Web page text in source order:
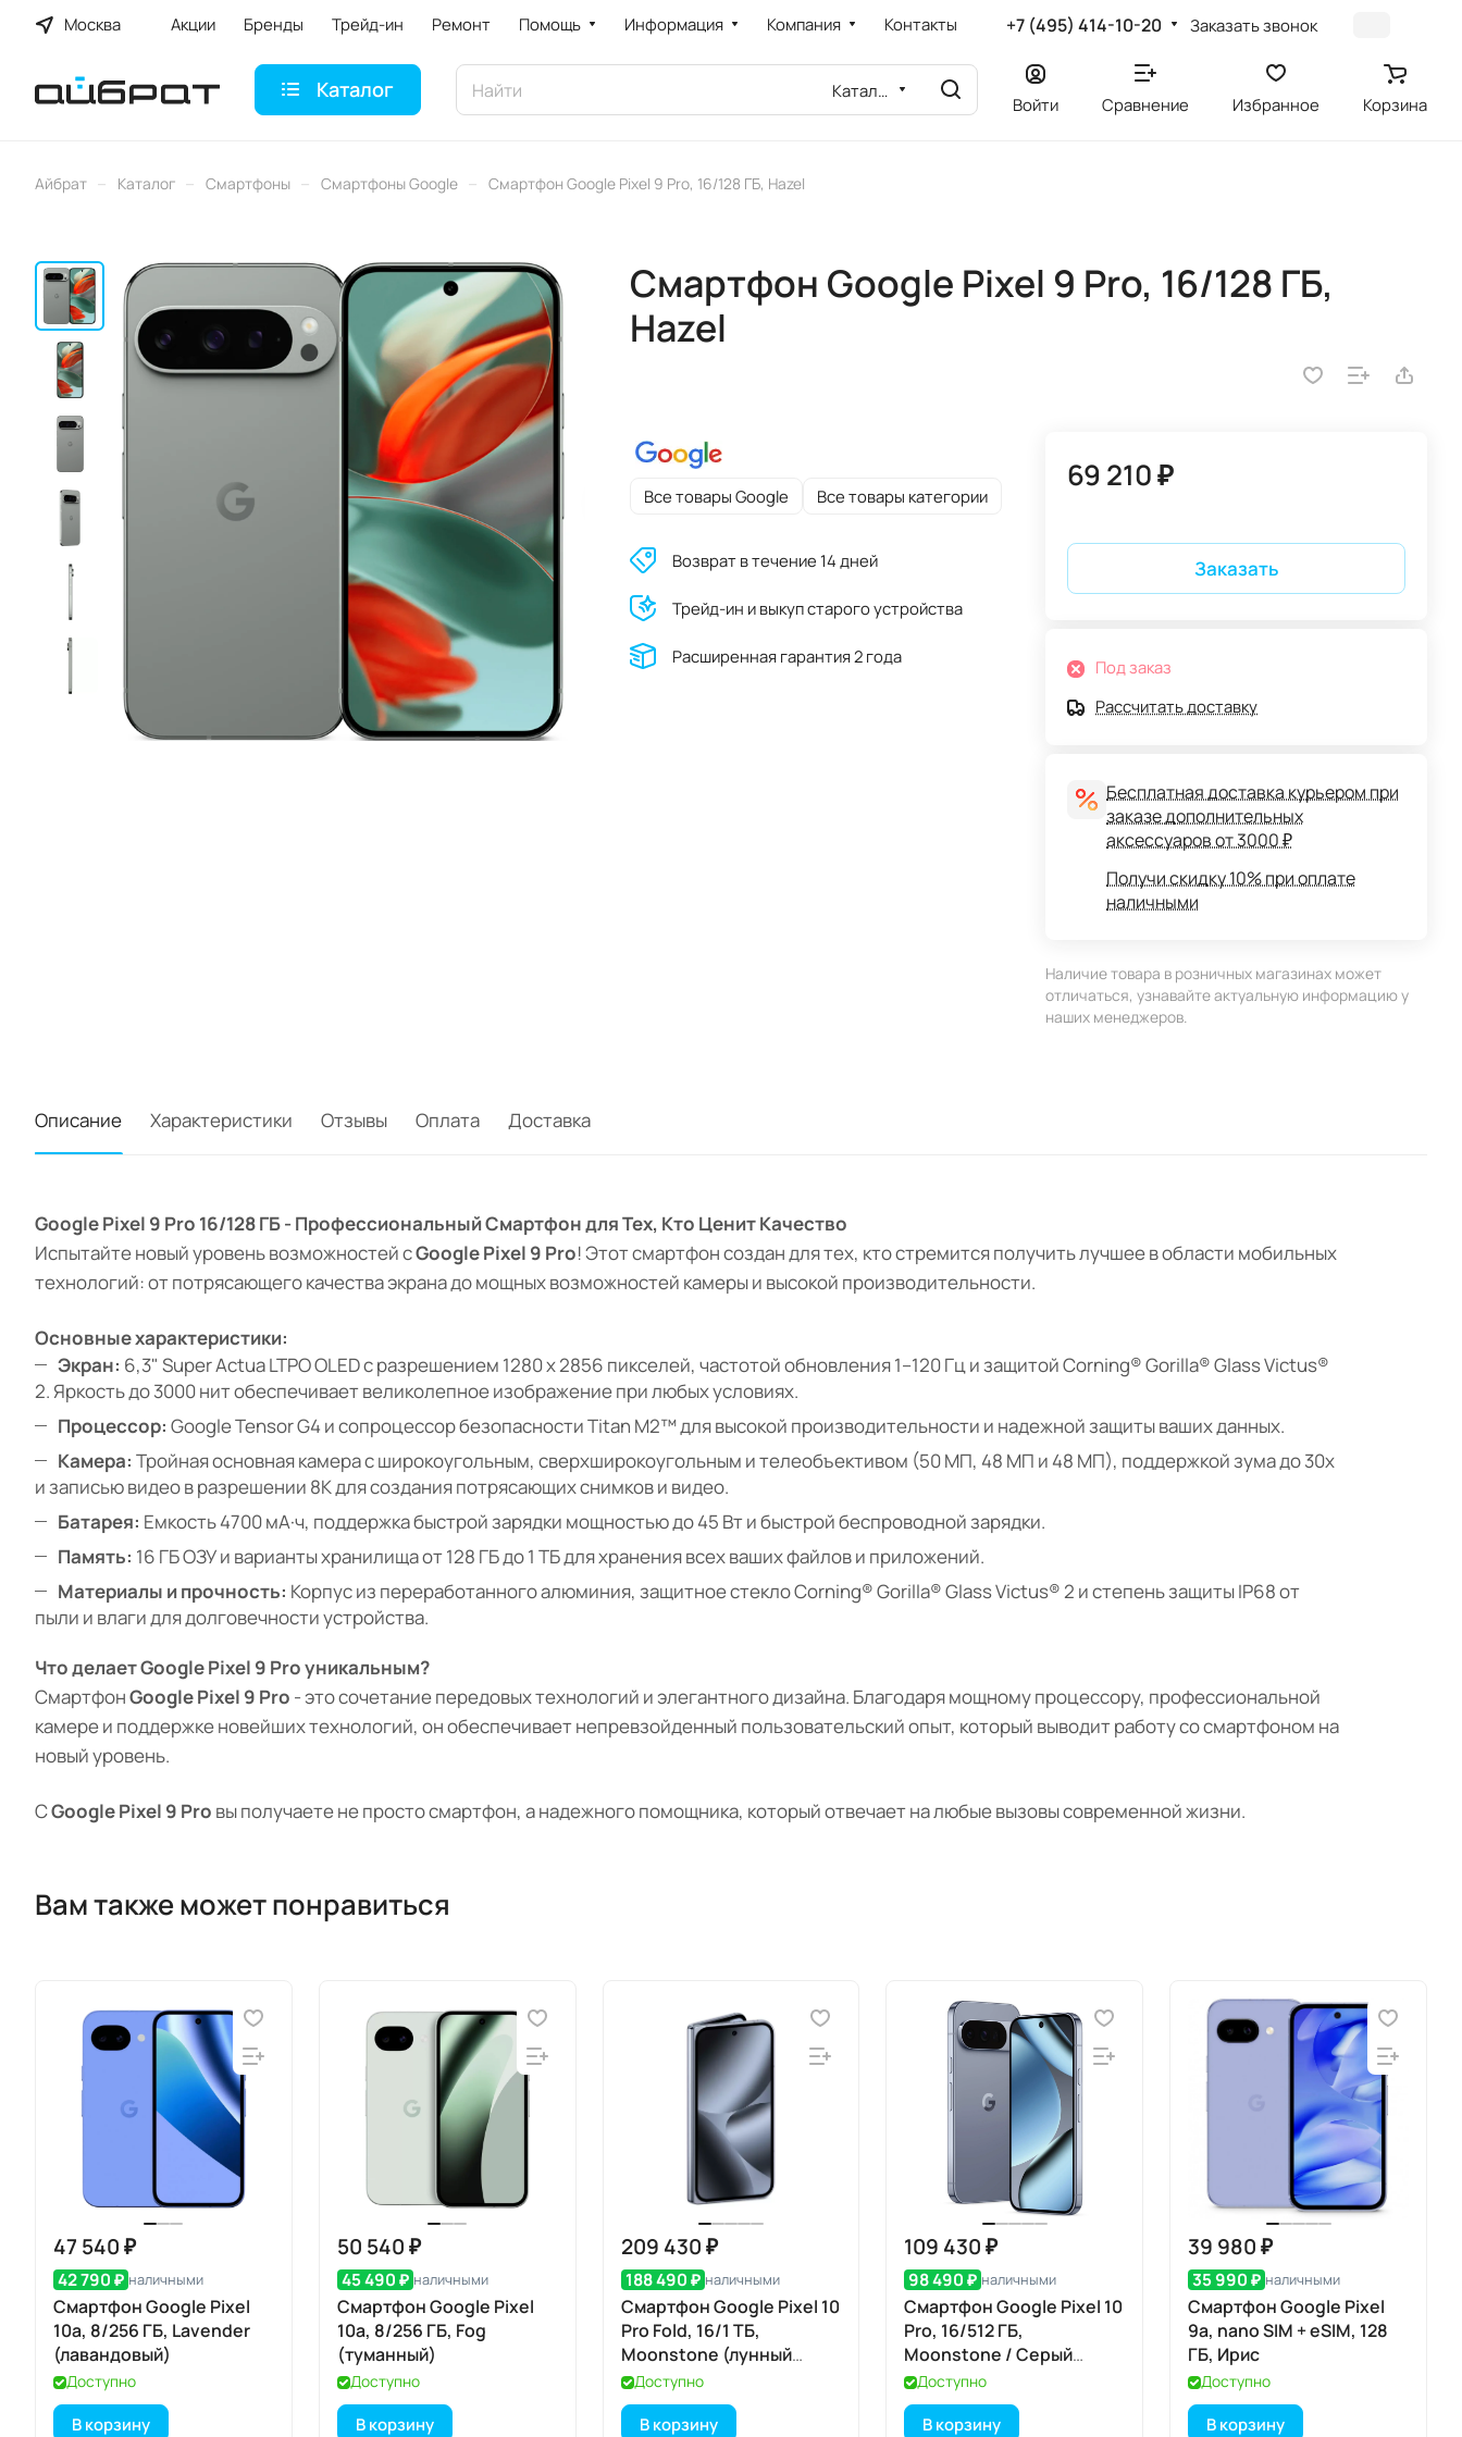
Москва Акции Бренды Трейд-ин Ремонт Помощь Информация Компания Контакты +7 (495) 414-10-20 Заказать звонок
Каталог Каталог
Войти Сравнение Избранное Корзина
Айбрат – Каталог – Смартфоны – Смартфоны Google – Смартфон Google Pixel 9 Pro, 16/128 ГБ, Hazel
Смартфон Google Pixel 9 Pro, 16/128 ГБ,
Hazel
Все товары Google Все товары категории
Возврат в течение 14 дней
Трейд-ин и выкуп старого устройства
Расширенная гарантия 2 года
69 210 ₽
Заказать
Под заказ
Рассчитать доставку
Бесплатная доставка курьером при
заказе дополнительных
аксессуаров от 3000 ₽
Получи скидку 10% при оплате
наличными
Наличие товара в розничных магазинах может
отличаться, узнавайте актуальную информацию у
наших менеджеров.
Описание Характеристики Отзывы Оплата Доставка
Google Pixel 9 Pro 16/128 ГБ - Профессиональный Смартфон для Тех, Кто Ценит Качество
Испытайте новый уровень возможностей сGoogle Pixel 9 Pro! Этот смартфон создан для тех, кто стремится получить лучшее в области мобильных
технологий: от потрясающего качества экрана до мощных возможностей камеры и высокой производительности.
Основные характеристики:
Экран: 6,3" Super Actua LTPO OLED с разрешением 1280 x 2856 пикселей, частотой обновления 1–120 Гц и защитой Corning® Gorilla® Glass Victus®
2. Яркость до 3000 нит обеспечивает великолепное изображение при любых условиях.
Процессор: Google Tensor G4 и сопроцессор безопасности Titan M2™ для высокой производительности и надежной защиты ваших данных.
Камера: Тройная основная камера с широкоугольным, сверхширокоугольным и телеобъективом (50 МП, 48 МП и 48 МП), поддержкой зума до 30x
и записью видео в разрешении 8K для создания потрясающих снимков и видео.
Батарея: Емкость 4700 мА·ч, поддержка быстрой зарядки мощностью до 45 Вт и быстрой беспроводной зарядки.
Память: 16 ГБ ОЗУ и варианты хранилища от 128 ГБ до 1 ТБ для хранения всех ваших файлов и приложений.
Материалы и прочность: Корпус из переработанного алюминия, защитное стекло Corning® Gorilla® Glass Victus® 2 и степень защиты IP68 от
пыли и влаги для долговечности устройства.
Что делает Google Pixel 9 Pro уникальным?
СмартфонGoogle Pixel 9 Pro - это сочетание передовых технологий и элегантного дизайна. Благодаря мощному процессору, профессиональной
камере и поддержке новейших технологий, он обеспечивает непревзойденный пользовательский опыт, который выводит работу со смартфоном на
новый уровень.
СGoogle Pixel 9 Pro вы получаете не просто смартфон, а надежного помощника, который отвечает на любые вызовы современной жизни.
Вам также может понравиться
47 540 ₽
42 790 ₽ наличными
Смартфон Google Pixel
10a, 8/256 ГБ, Lavender
(лавандовый)
Доступно
В корзину
50 540 ₽
45 490 ₽ наличными
Смартфон Google Pixel
10a, 8/256 ГБ, Fog
(туманный)
Доступно
В корзину
209 430 ₽
188 490 ₽ наличными
Смартфон Google Pixel 10
Pro Fold, 16/1 ТБ,
Moonstone (лунный
камень)
Доступно
В корзину
109 430 ₽
98 490 ₽ наличными
Смартфон Google Pixel 10
Pro, 16/512 ГБ,
Moonstone / Серый
Лунный Камень
Доступно
В корзину
39 980 ₽
35 990 ₽ наличными
Смартфон Google Pixel
9a, nano SIM + eSIM, 128
ГБ, Ирис
Доступно
В корзину